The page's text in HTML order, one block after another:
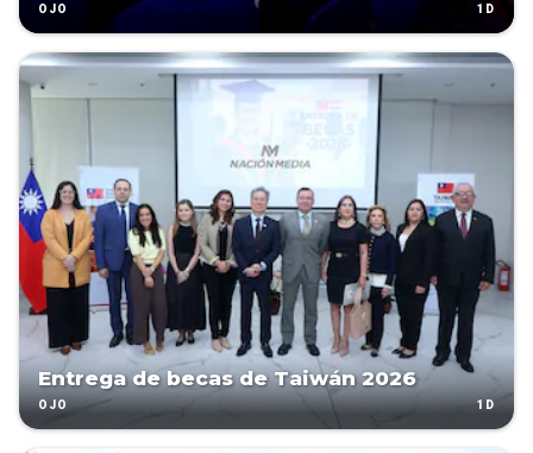
OJO 1D
Entrega de becas de Taiwán 2026
OJO 1D